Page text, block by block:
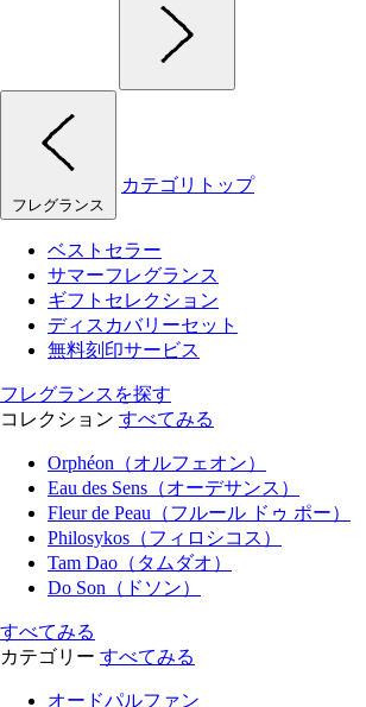
フレグランス
カテゴリトップ
ベストセラー
サマーフレグランス
ギフトセレクション
ディスカバリーセット
無料刻印サービス
フレグランスを探す
コレクション すべてみる
Orphéon（オルフェオン）
Eau des Sens（オーデサンス）
Fleur de Peau（フルール ドゥ ポー）
Philosykos（フィロシコス）
Tam Dao（タムダオ）
Do Son（ドソン）
すべてみる
カテゴリー すべてみる
オードパルファン